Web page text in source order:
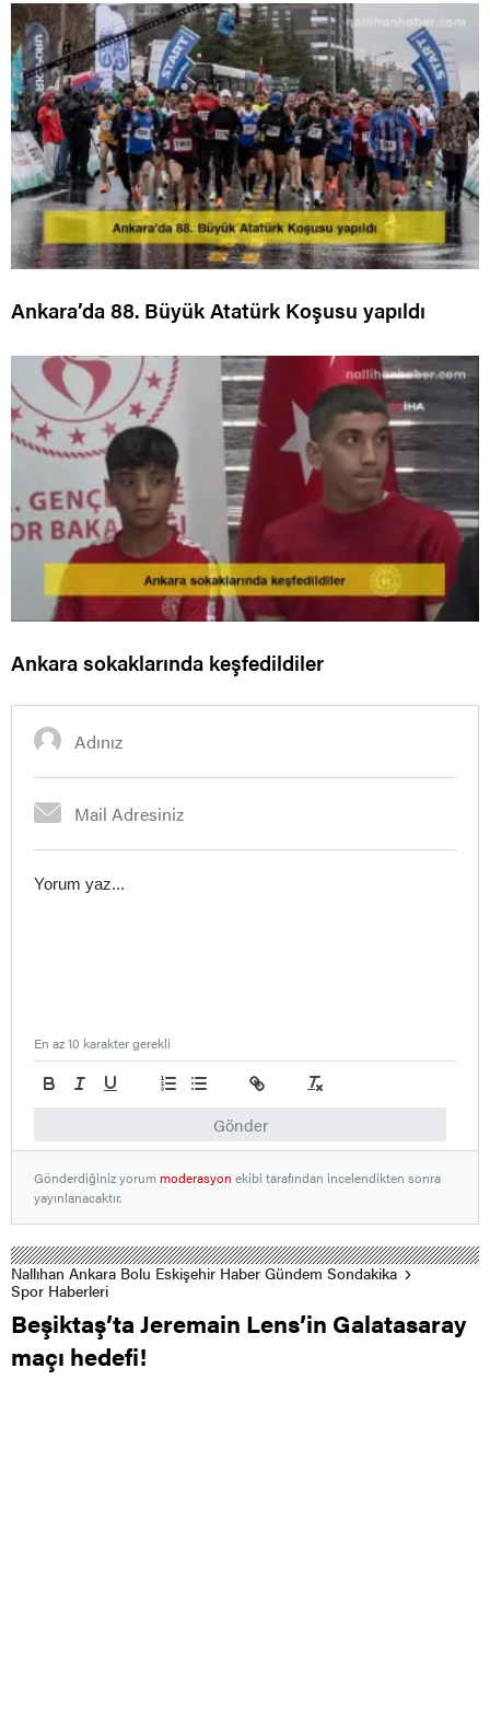
Ankara’da 88. Büyük Atatürk Koşusu yapıldı
Ankara sokaklarında keşfedildiler
Gönder
En az 10 karakter gerekli
Gönderdiğiniz yorummoderasyon ekibi tarafından incelendikten sonra
yayınlanacaktır.
Nallıhan Ankara Bolu Eskişehir Haber Gündem Sondakika
Spor Haberleri
Beşiktaş’ta Jeremain Lens’in Galatasaray
maçı hedefi!